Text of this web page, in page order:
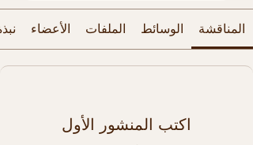
المناقشة الوسائط الملفات الأعضاء
اكتب المنشور الأول